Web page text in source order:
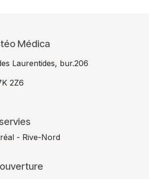
Médica
Laurentides, bur.206
2Z6
- Rive-Nord